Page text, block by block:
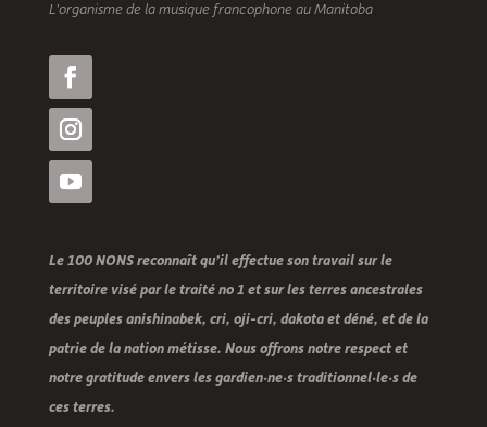
L’organisme de la musique francophone au Manitoba
Le 100 NONS reconnaît qu’il effectue son travail sur le
territoire visé par le traité no 1 et sur les terres ancestrales
des peuples anishinabek, cri, oji-cri, dakota et déné, et de la
patrie de la nation métisse. Nous offrons notre respect et
notre gratitude envers les gardien·ne·s traditionnel·le·s de
ces terres.